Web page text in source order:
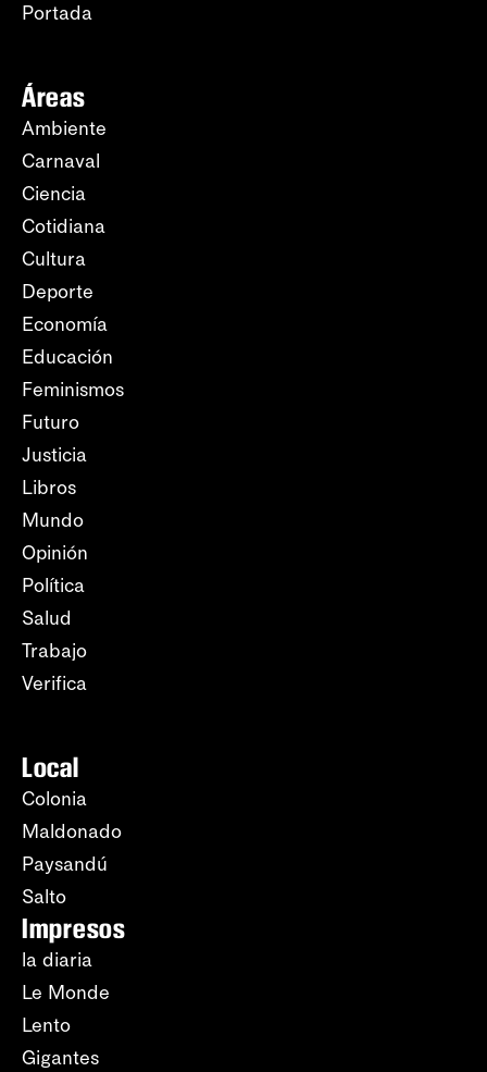
Portada
Áreas
Ambiente
Carnaval
Ciencia
Cotidiana
Cultura
Deporte
Economía
Educación
Feminismos
Futuro
Justicia
Libros
Mundo
Opinión
Política
Salud
Trabajo
Verifica
Local
Colonia
Maldonado
Paysandú
Salto
Impresos
la diaria
Le Monde
Lento
Gigantes